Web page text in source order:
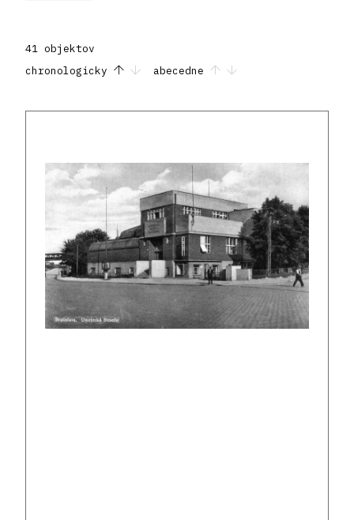
41 objektov
chronologicky
abecedne